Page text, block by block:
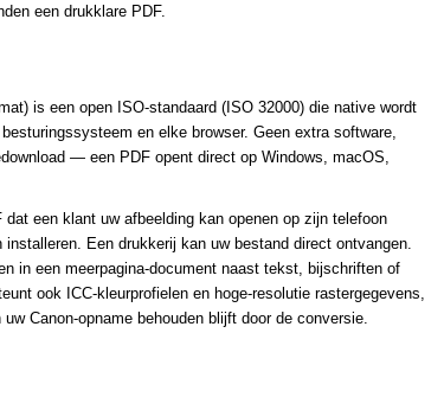
een drukklare PDF.
is een open ISO-standaard (ISO 32000) die native wordt
en elke browser. Geen extra software,
— een PDF opent direct op Windows, macOS,
een klant uw afbeelding kan openen op zijn telefoon
Een drukkerij kan uw bestand direct ontvangen.
in een meerpagina-document naast tekst, bijschriften of
ook ICC-kleurprofielen en hoge-resolutie rastergegevens,
Canon-opname behouden blijft door de conversie.